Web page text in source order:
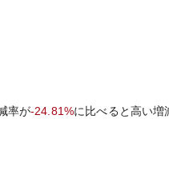
率が-24.81%に比べると高い増